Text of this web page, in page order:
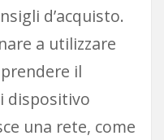
d’acquisto.
a utilizzare
il
dispositivo
una rete, come